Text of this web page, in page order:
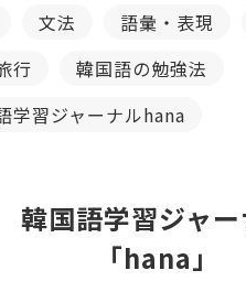
文法 語彙・表現
行
韓国語の勉強法
学習ジャーナルhana
韓国語学習ジャ
「hana」